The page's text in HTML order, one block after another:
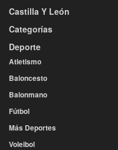
Castilla Y León
Categorías
Deporte
Atletismo
Baloncesto
Balonmano
Fútbol
Más Deportes
Voleibol